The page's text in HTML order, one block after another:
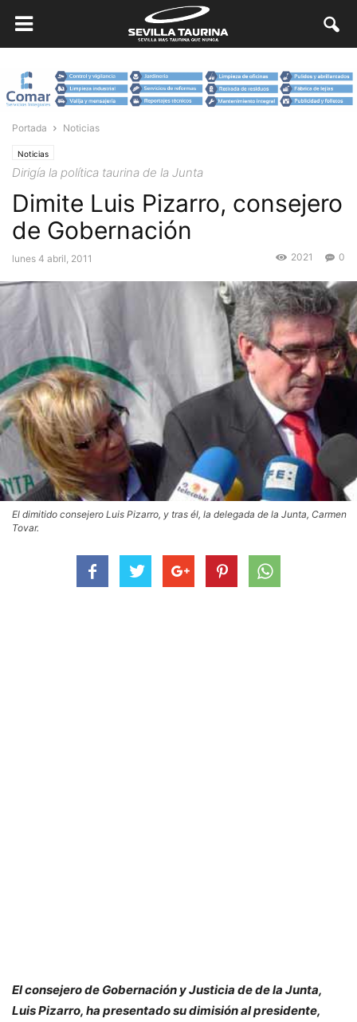
Portada Noticias
Noticias
Dirigía la política taurina de la Junta
Dimite Luis Pizarro, consejero
de Gobernación
lunes 4 abril, 2011 0
2021
El dimitido consejero Luis Pizarro, y tras él, la delegada de la Junta, Carmen
Tovar.
El consejero de Gobernación y Justicia de de la Junta,
Luis Pizarro, ha presentado su dimisión al presidente,